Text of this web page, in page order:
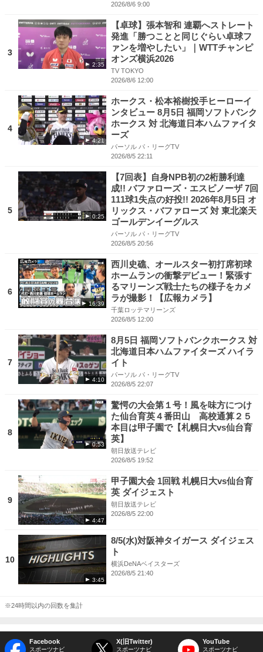
2026/8/6 9:00
3
2:35
【卓球】張本智和 連覇へストレート
発進「勝つことと同じぐらい卓球フ
ァンを増やしたい」｜WTTチャンピ
オンズ横浜2026
TV TOKYO
2026/8/6 12:00
4
4:21
ホークス・松本裕樹投手ヒーローイ
ンタビュー 8月5日 福岡ソフトバンク
ホークス 対 北海道日本ハムファイタ
ーズ
パーソル パ・リーグTV
2026/8/5 22:11
5
0:25
【7回表】自身NPB初の2桁勝利達
成!! バファローズ・エスピノーザ 7回
111球1失点の好投!! 2026年8月5日 オ
リックス・バファローズ 対 東北楽天
ゴールデンイーグルス
パーソル パ・リーグTV
2026/8/5 20:56
6
16:39
西川史礁、オールスター初打席初球
ホームランの衝撃デビュー！緊張す
るマリーンズ戦士たちの様子をカメ
ラが撮影！【広報カメラ】
千葉ロッテマリーンズ
2026/8/5 12:00
7
4:10
8月5日 福岡ソフトバンクホークス 対
北海道日本ハムファイターズ ハイラ
イト
パーソル パ・リーグTV
2026/8/5 22:07
8
0:53
驚愕の大会第１号！風を味方につけ
た仙台育英４番田山 高校通算２５
本目は甲子園で【札幌日大vs仙台育
英】
朝日放送テレビ
2026/8/5 19:52
9
4:47
甲子園大会 1回戦 札幌日大vs仙台育
英 ダイジェスト
朝日放送テレビ
2026/8/5 22:00
10
3:45
8/5(水)対阪神タイガース ダイジェス
ト
横浜DeNAベイスターズ
2026/8/5 21:40
※24時間以内の回数を集計
Facebook
スポーツナビ
X(旧Twitter)
スポーツナビ
YouTube
スポーツナビ